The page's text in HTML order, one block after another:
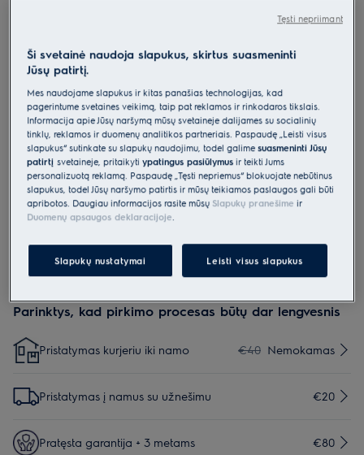
Mikrobangų krosnelė 700 serija
5 (945)
Pagrindiniai privalumai
700 serijos mikrobangų krosnelė „MealAssist“ padeda pašildyti ir
atitirpinti maistą, kepti jį įprastai arba naudojant grilio funkciją.
Mikrobangų krosnelė greitai pašildo ir atitirpina maistą.
Maistą bus lengva gaminti valdant jautriu jutikliniu valdymo skydeliu
„EXCite“.
Saugos instrukcijos ir saugos įspėjimai pagal ES reglamentą
2023/988 yra pateikiami vartotojo vadovo I ir II skyriuose.
Norėdami saugiai naudoti gaminį, perskaitykite visą
Parinktys, kad pirkimo procesas būtų dar lengvesnis
Pristatymas kurjeriu iki namo €40 Nemokamas
Pristatymas į namus su užnešimu €20
Pratęsta garantija + 3 metams €80
Ši svetainė naudoja slapukus, skirtus suasmeninti
Jūsų patirtį.
Mes naudojame slapukus ir kitas panašias technologijas, kad
pagerintume svetainės veikimą, taip pat reklamos ir rinkodaros tikslais.
Informacija apie Jūsų naršymą mūsų svetainėje dalijamės su socialinių
tinklų, reklamos ir duomenų analitikos partneriais. Paspaudę „Leisti visus
slapukus“ sutinkate su slapukų naudojimu, todėl galimesuasmeninti Jūsų
patirtįsvetainėje, pritaikytiypatingus pasiūlymus ir teikti Jums
personalizuotą reklamą. Paspaudę „Tęsti nepriėmus“ blokuojate nebūtinus
slapukus, todėl Jūsų naršymo patirtis ir mūsų teikiamos paslaugos gali būti
apribotos. Daugiau informacijos rasite mūsų Slapukų pranešime ir
Duomenų apsaugos deklaracijoje.
Slapukų nustatymai Leisti visus slapukus
Tęsti nepriimant